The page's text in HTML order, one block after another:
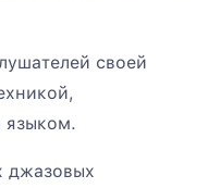
своей
языком.
джазовых